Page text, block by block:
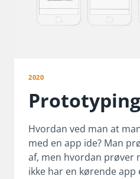
2020
Hvordan ved man at
med en app ide? Man
af, men hvordan prøver
ikke har en kørende app